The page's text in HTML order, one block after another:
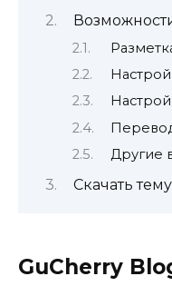
Другие
Скачать тему
GuCherry